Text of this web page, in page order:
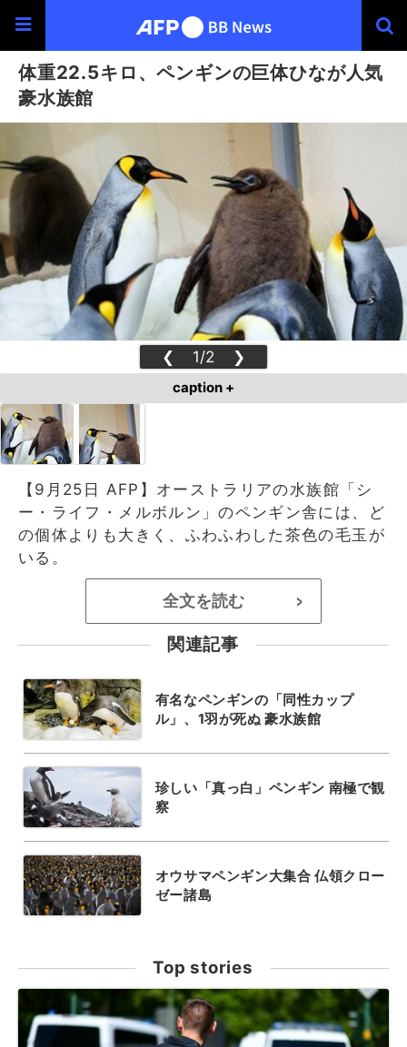
体重22.5キロ、ペンギンの巨体ひなが人気
豪水族館
❮ 1/2 ❯
caption +
【9月25日 AFP】オーストラリアの水族館「シ
ー・ライフ・メルボルン」のペンギン舎には、ど
の個体よりも大きく、ふわふわした茶色の毛玉が
いる。
全文を読む >
関連記事
有名なペンギンの「同性カップ
ル」、1羽が死ぬ 豪水族館
珍しい「真っ白」ペンギン 南極で観
察
オウサマペンギン大集合 仏領クロー
ゼー諸島
Top stories